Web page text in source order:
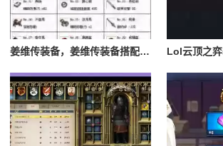
姜维传装备，姜维传装备搭配一览表最新